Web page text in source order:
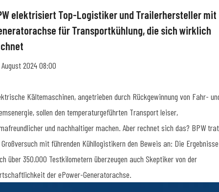
elektrisiert Top-Logistiker und Trailerhersteller mit
für Transportkühlung, die sich wirklich
August 2024 08:00
Kältemaschinen, angetrieben durch Rückgewinnung von Fahr-
sollen den temperaturgeführten Transport leiser,
und nachhaltiger machen. Aber rechnet sich das? BPW trat
mit führenden Kühllogistikern den Beweis an: Die Ergebnisse
über 350.000 Testkilometern überzeugen auch Skeptiker von der
der ePower-Generatorachse.